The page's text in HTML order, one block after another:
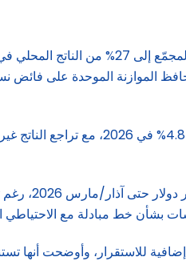
بشأن خط مبادلة مع
للاستقرار، وأوضحت أنها